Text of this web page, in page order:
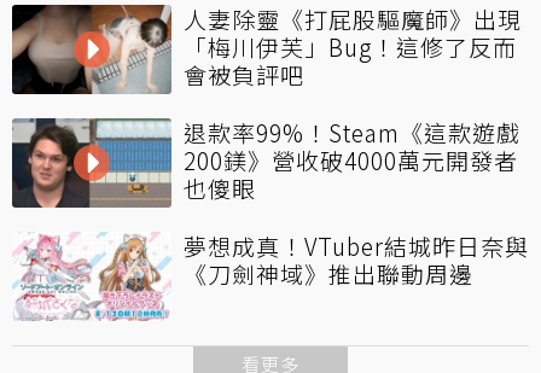
人妻除靈《打屁股驅魔師》出現
「梅川伊芙」Bug！這修了反而
會被負評吧
退款率99%！Steam《這款遊戲
200鎂》營收破4000萬元開發者
也傻眼
夢想成真！VTuber結城昨日奈與
《刀劍神域》推出聯動周邊
看更多